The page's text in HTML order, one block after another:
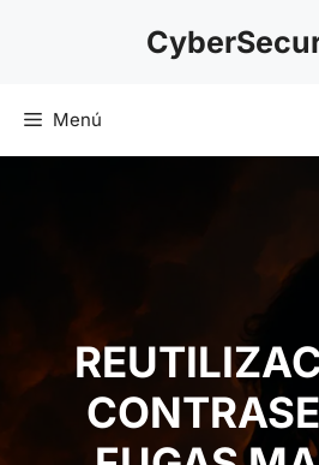
Menú